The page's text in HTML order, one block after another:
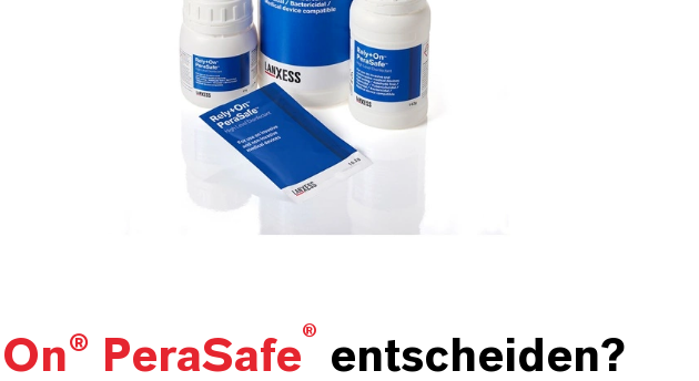
® PeraSafe® entscheiden?